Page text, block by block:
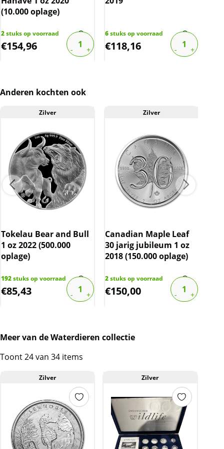
over de marge die wij behalen op dit product.
factuur vermeld worden. De prijs op de
website is inclusief btw.
(10.000 oplage)
2stuks op voorraad
€154,96
6stuks op voorraad
€118,16
Anderen kochten ook
Zilver
Tokelau Bear and Bull
1 oz 2022 (500.000
oplage)
192stuks op voorraad
€85,43
Zilver
Canadian Maple Leaf
30 jarig jubileum 1 oz
2018 (150.000 oplage)
2stuks op voorraad
€150,00
Meer van de Waterdieren collectie
Toont 24 van 34 items
Zilver Zilver